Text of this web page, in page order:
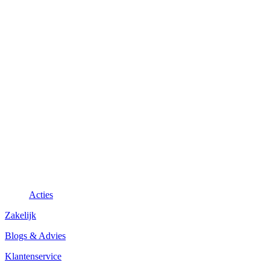
Acties
Zakelijk
Blogs & Advies
Klantenservice